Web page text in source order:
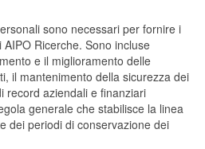
sono necessari per fornire i
Ricerche. Sono incluse
e il miglioramento delle
il mantenimento della sicurezza dei
record aziendali e finanziari
generale che stabilisce la linea
dei periodi di conservazione dei